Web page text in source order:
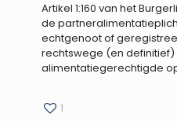
Artikel 1:160 van het
de
echtgenoot of
rechtswege (en definitief)
alimentatiegerechtigde
1